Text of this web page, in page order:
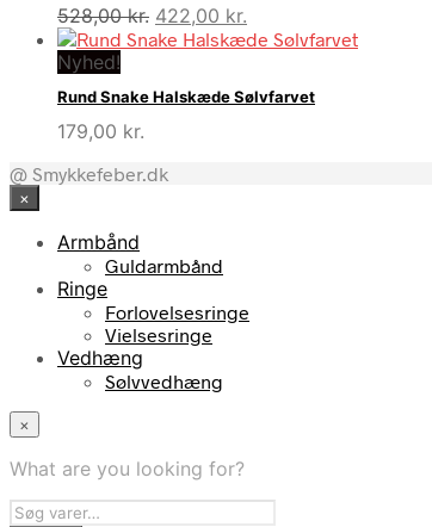
528,00kr. Den
oprindelige
var:
528,00 kr..
422,00 kr.
aktuelle
er:
422,00 kr..
Nyhed!
Rund Snake Halskæde Sølvfarvet
179,00 kr.
@ Smykkefeber.dk
×
Armbånd
Guldarmbånd
Ringe
Forlovelsesringe
Vielsesringe
Vedhæng
Sølvvedhæng
×
What are you looking for?